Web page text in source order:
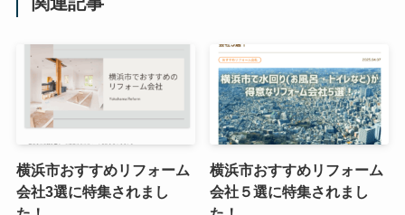
横浜市おすすめリフォーム
会社3選に特集されまし
横浜市おすすめリフォーム
会社５選に特集されまし